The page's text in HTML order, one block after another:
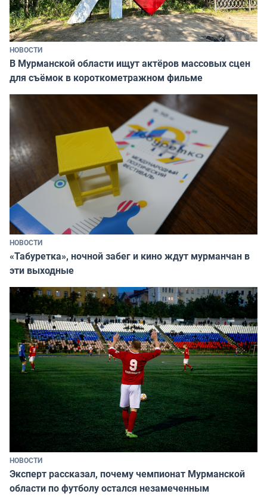
НОВОСТИ
В Мурманской области ищут актёров массовых сцен
для съёмок в короткометражном фильме
НОВОСТИ
«Табуретка», ночной забег и кино ждут мурманчан в
эти выходные
НОВОСТИ
Эксперт рассказал, почему чемпионат Мурманской
области по футболу остался незамеченным